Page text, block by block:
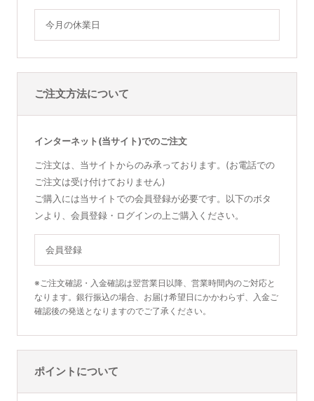
今月の休業日
ご注文方法について
インターネット(当サイト)でのご注文
ご注文は、当サイトからのみ承っております。(お電話での
ご注文は受け付けておりません)
ご購入には当サイトでの会員登録が必要です。以下のボタ
ンより、会員登録・ログインの上ご購入ください。
会員登録
※ご注文確認・入金確認は翌営業日以降、営業時間内のご対応と
なります。銀行振込の場合、お届け希望日にかかわらず、入金ご
確認後の発送となりますのでご了承ください。
ポイントについて